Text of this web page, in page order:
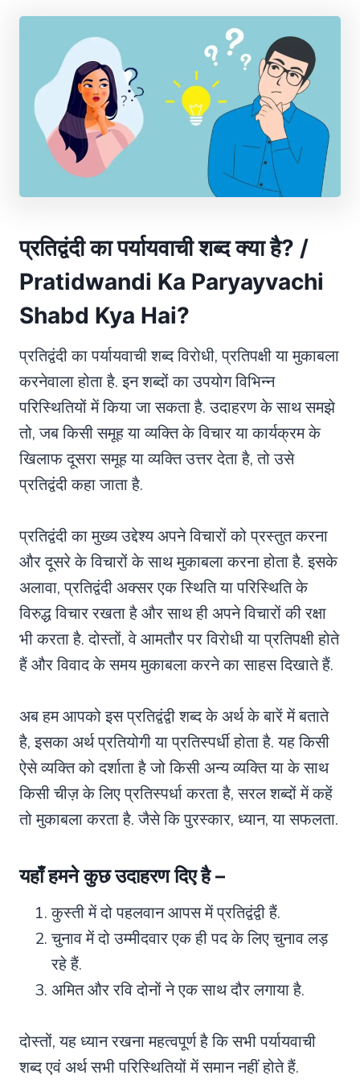
प्रतिद्वंदी का पर्यायवाची शब्द क्या है? /
Pratidwandi Ka Paryayvachi
Shabd Kya Hai?
प्रतिद्वंदी का पर्यायवाची शब्द विरोधी, प्रतिपक्षी या मुकाबला
करनेवाला होता है. इन शब्दों का उपयोग विभिन्न
परिस्थितियों में किया जा सकता है. उदाहरण के साथ समझे
तो, जब किसी समूह या व्यक्ति के विचार या कार्यक्रम के
खिलाफ दूसरा समूह या व्यक्ति उत्तर देता है, तो उसे
प्रतिद्वंदी कहा जाता है.
प्रतिद्वंदी का मुख्य उद्देश्य अपने विचारों को प्रस्तुत करना
और दूसरे के विचारों के साथ मुकाबला करना होता है. इसके
अलावा, प्रतिद्वंदी अक्सर एक स्थिति या परिस्थिति के
विरुद्ध विचार रखता है और साथ ही अपने विचारों की रक्षा
भी करता है. दोस्तों, वे आमतौर पर विरोधी या प्रतिपक्षी होते
हैं और विवाद के समय मुकाबला करने का साहस दिखाते हैं.
अब हम आपको इस प्रतिद्वंद्वी शब्द के अर्थ के बारें में बताते
है, इसका अर्थ प्रतियोगी या प्रतिस्पर्धी होता है. यह किसी
ऐसे व्यक्ति को दर्शाता है जो किसी अन्य व्यक्ति या के साथ
किसी चीज़ के लिए प्रतिस्पर्धा करता है, सरल शब्दों में कहें
तो मुकाबला करता है. जैसे कि पुरस्कार, ध्यान, या सफलता.
यहाँ हमने कुछ उदाहरण दिए है –
कुस्ती में दो पहलवान आपस में प्रतिद्वंद्वी हैं.
चुनाव में दो उम्मीदवार एक ही पद के लिए चुनाव लड़
रहे हैं.
अमित और रवि दोनों ने एक साथ दौर लगाया है.
दोस्तों, यह ध्यान रखना महत्वपूर्ण है कि सभी पर्यायवाची
शब्द एवं अर्थ सभी परिस्थितियों में समान नहीं होते हैं.